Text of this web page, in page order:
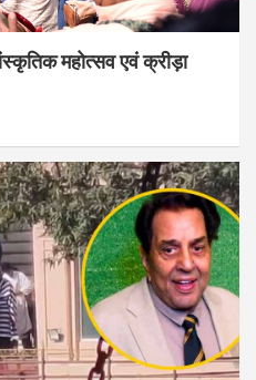
महोत्सव एवं क्रीड़ा